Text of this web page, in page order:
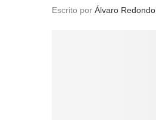
Escrito por Álvaro Redondo